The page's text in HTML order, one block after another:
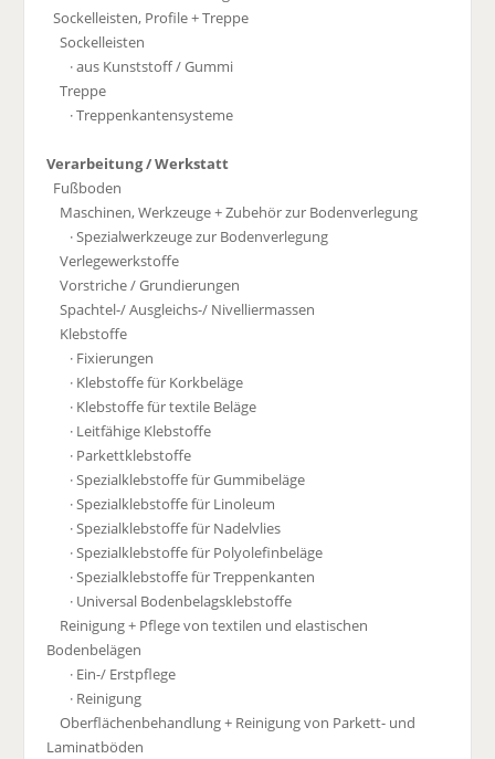
Sockelleisten, Profile + Treppe
Sockelleisten
· aus Kunststoff / Gummi
Treppe
· Treppenkantensysteme
Verarbeitung / Werkstatt
Fußboden
Maschinen, Werkzeuge + Zubehör zur Bodenverlegung
· Spezialwerkzeuge zur Bodenverlegung
Verlegewerkstoffe
Vorstriche / Grundierungen
Spachtel-/ Ausgleichs-/ Nivelliermassen
Klebstoffe
· Fixierungen
· Klebstoffe für Korkbeläge
· Klebstoffe für textile Beläge
· Leitfähige Klebstoffe
· Parkettklebstoffe
· Spezialklebstoffe für Gummibeläge
· Spezialklebstoffe für Linoleum
· Spezialklebstoffe für Nadelvlies
· Spezialklebstoffe für Polyolefinbeläge
· Spezialklebstoffe für Treppenkanten
· Universal Bodenbelagsklebstoffe
Reinigung + Pflege von textilen und elastischen
Bodenbelägen
· Ein-/ Erstpflege
· Reinigung
Oberflächenbehandlung + Reinigung von Parkett- und
Laminatböden